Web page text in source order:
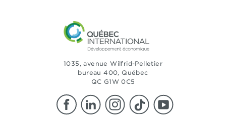
1035, avenue Wilfrid-Pelletier
bureau 400, Québec
QC G1W 0C5